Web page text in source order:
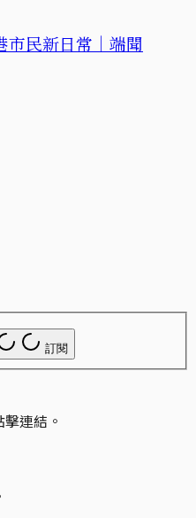
市民新日常｜端聞
訂閱
連結。